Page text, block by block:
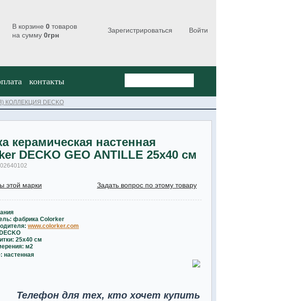
В корзине 0 товаров
на сумму 0грн
Зарегистрироваться Войти
контакты
КОЛЛЕКЦИЯ DECKO
керамическая настенная
DECKO GEO ANTILLE 25x40 см
этой марки Задать вопрос по этому товару
фабрика Colorker
www.colorker.com
25x40 см
м2
настенная
Телефон для тех, кто хочет купить